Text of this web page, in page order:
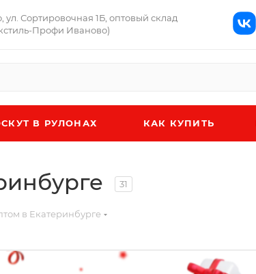
ул. Сортировочная 1Б, оптовый склад
Профи Иваново)
В РУЛОНАХ КАК КУПИТЬ
31
в Екатеринбурге